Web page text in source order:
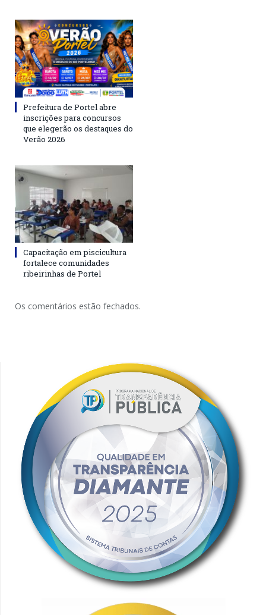
Prefeitura de Portel abre
inscrições para concursos
que elegerão os destaques do
Verão 2026
Capacitação em piscicultura
fortalece comunidades
ribeirinhas de Portel
Os comentários estão fechados.